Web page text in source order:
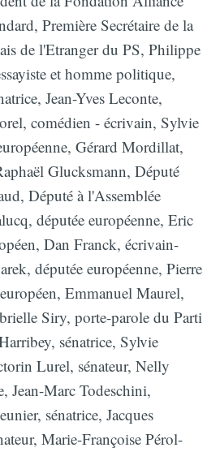
Première Secrétaire de la
de l'Etranger du PS, Philippe
et homme politique,
Jean-Yves Leconte,
comédien - écrivain, Sylvie
Gérard Mordillat,
Glucksmann, Député
Député à l'Assemblée
députée européenne, Eric
Dan Franck, écrivain-
députée européenne, Pierre
Emmanuel Maurel,
Siry, porte-parole du Parti
sénatrice, Sylvie
Lurel, sénateur, Nelly
Jean-Marc Todeschini,
sénatrice, Jacques
Marie-Françoise Pérol-